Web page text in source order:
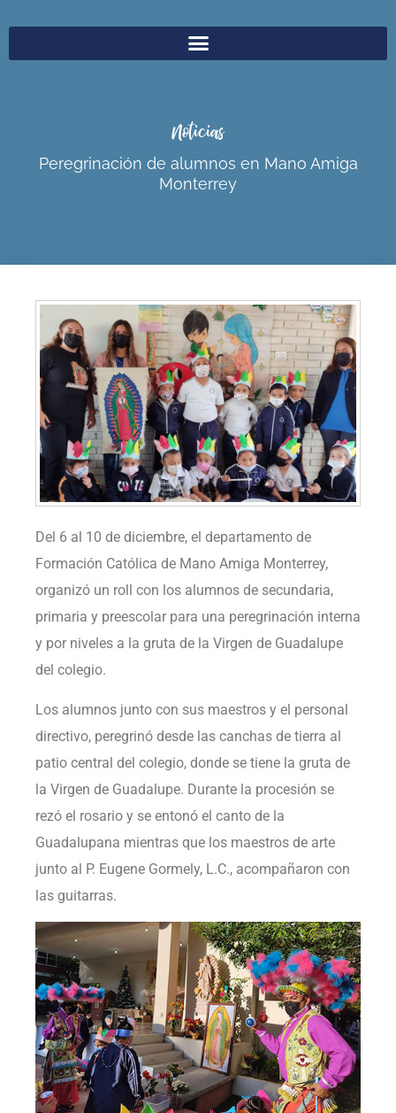
Noticias
Peregrinación de alumnos en Mano Amiga
Monterrey
Del 6 al 10 de diciembre, el departamento de
Formación Católica de Mano Amiga Monterrey,
organizó un roll con los alumnos de secundaria,
primaria y preescolar para una peregrinación interna
y por niveles a la gruta de la Virgen de Guadalupe
del colegio.
Los alumnos junto con sus maestros y el personal
directivo, peregrinó desde las canchas de tierra al
patio central del colegio, donde se tiene la gruta de
la Virgen de Guadalupe. Durante la procesión se
rezó el rosario y se entonó el canto de la
Guadalupana mientras que los maestros de arte
junto al P. Eugene Gormely, L.C., acompañaron con
las guitarras.